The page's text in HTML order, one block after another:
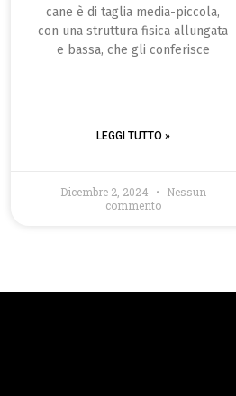
cane è di taglia media-piccola,
con una struttura fisica allungata
e bassa, che gli conferisce
LEGGI TUTTO »
Dicembre 2, 2024
Nessun
commento